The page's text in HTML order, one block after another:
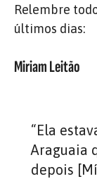
Relembre
últimos dias:
Miriam Leitão
“Ela
Araguaia
depois